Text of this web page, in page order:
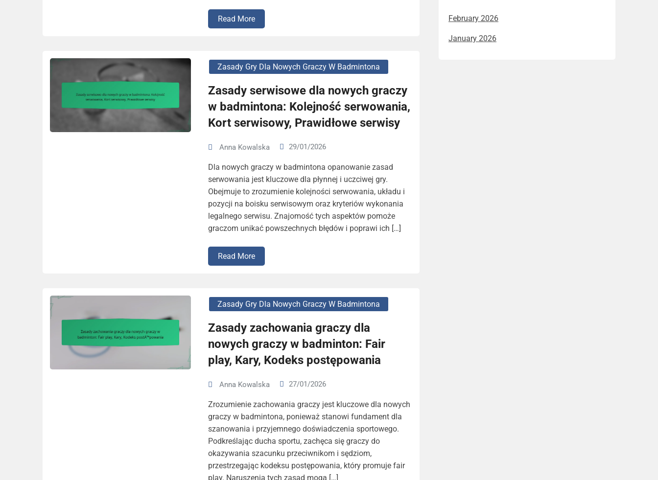
Read More
Zasady Gry Dla Nowych Graczy W Badmintona
Zasady serwisowe dla nowych graczy
w badmintona: Kolejność serwowania,
Kort serwisowy, Prawidłowe serwisy
Anna Kowalska 29/01/2026
Dla nowych graczy w badmintona opanowanie zasad
serwowania jest kluczowe dla płynnej i uczciwej gry.
Obejmuje to zrozumienie kolejności serwowania, układu i
pozycji na boisku serwisowym oraz kryteriów wykonania
legalnego serwisu. Znajomość tych aspektów pomoże
graczom unikać powszechnych błędów i poprawi ich […]
Read More
Zasady Gry Dla Nowych Graczy W Badmintona
Zasady zachowania graczy dla
nowych graczy w badminton: Fair
play, Kary, Kodeks postępowania
Anna Kowalska 27/01/2026
Zrozumienie zachowania graczy jest kluczowe dla nowych
graczy w badmintona, ponieważ stanowi fundament dla
szanowania i przyjemnego doświadczenia sportowego.
Podkreślając ducha sportu, zachęca się graczy do
okazywania szacunku przeciwnikom i sędziom,
przestrzegając kodeksu postępowania, który promuje fair
play. Naruszenia tych zasad mogą […]
February 2026
January 2026